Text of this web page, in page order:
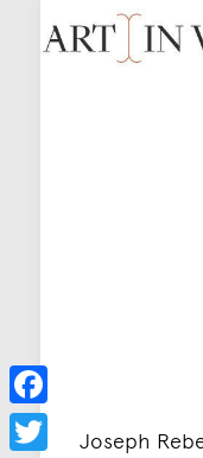
Joseph
Facebook